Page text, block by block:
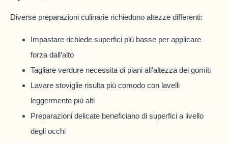
Diverse preparazioni culinarie richiedono altezze differenti:
Impastare richiede superfici più basse per applicare
forza dall’alto
Tagliare verdure necessita di piani all’altezza dei gomiti
Lavare stoviglie risulta più comodo con lavelli
leggermente più alti
Preparazioni delicate beneficiano di superfici a livello
degli occhi